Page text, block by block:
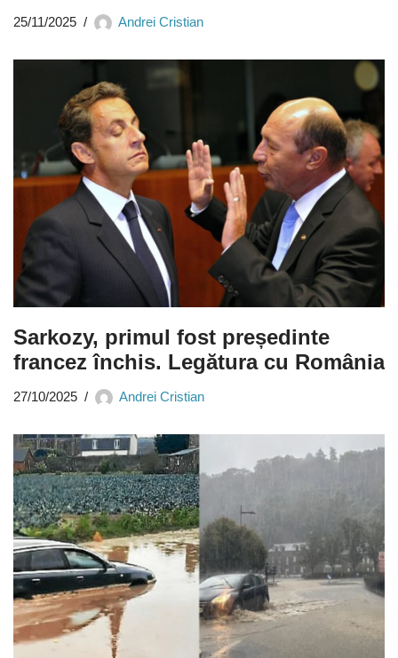
25/11/2025 Andrei Cristian
Sarkozy, primul fost președinte
francez închis. Legătura cu România
27/10/2025 Andrei Cristian